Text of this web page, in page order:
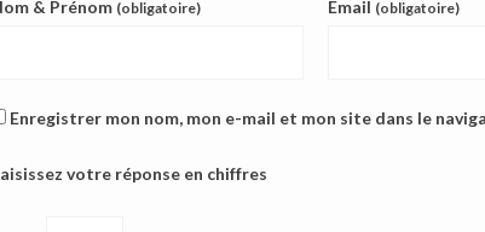
& Prénom (obligatoire) Email (obligatoire)
Enregistrer mon nom, mon e-mail et mon site dans le
votre réponse en chiffres